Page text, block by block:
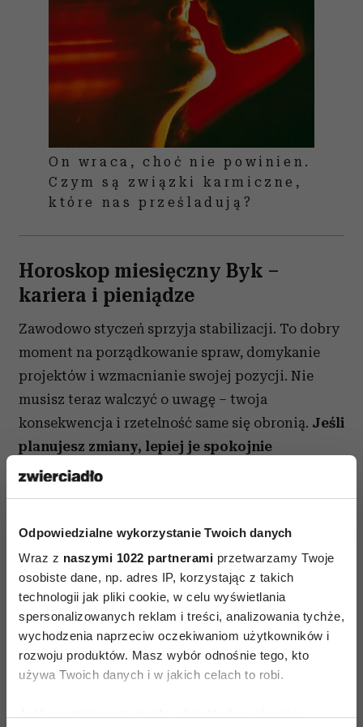
Odpowiedzialne wykorzystanie Twoich danych
Wraz z naszymi 1022 partnerami przetwarzamy Twoje
osobiste dane, np. adres IP, korzystając z takich
technologii jak pliki cookie, w celu wyświetlania
spersonalizowanych reklam i treści, analizowania tychże,
wychodzenia naprzeciw oczekiwaniom użytkowników i
rozwoju produktów. Masz wybór odnośnie tego, kto
używa Twoich danych i w jakich celach to robi.
On wraca, choć nie powinien.
Czym są związki karmiczne,
które nas prześladują?
Horoskop miesięczny Byk –
kariera i pieniądze
Zawodowo styczeń sprzyja stabilizacji. To dobry
moment na porządkowanie spraw, domykanie
projektów i wzmacnianie swojej pozycji. Nie
musisz teraz walczyć o uwagę – twoja
konsekwencja i rzetelność same się obronią. Jeśli
planujesz zmiany, lepiej je spokojnie
przygotować, niż działać impulsywnie.
idealny czas na planowanie budżetu,
oszczędności i inwestowanie w rzeczy, które
mają długoterminową wartość. Unikaj
niepotrzebnych wydatków, nawet jeśli chwilowo
kuszą.
Horoskop miesięczny Byk – duch i